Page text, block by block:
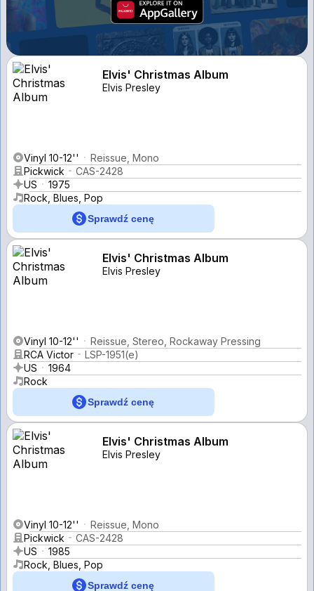
Elvis' Christmas Album
Elvis Presley
Vinyl 10-12''
Reissue, Mono
Pickwick
CAS-2428
US
1975
Rock, Blues, Pop
Sprawdź cenę
Elvis' Christmas Album
Elvis Presley
Vinyl 10-12''
Reissue, Stereo, Rockaway Pressing
RCA Victor
LSP-1951(e)
US
1964
Rock
Sprawdź cenę
Elvis' Christmas Album
Elvis Presley
Vinyl 10-12''
Reissue, Mono
Pickwick
CAS-2428
US
1985
Rock, Blues, Pop
Sprawdź cenę